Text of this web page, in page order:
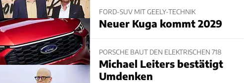
FORD-SUV MIT GEELY-TECHNIK
Neuer Kuga kommt 2029
PORSCHE BAUT DEN ELEKTRISCHEN 718
Michael Leiters bestätigt
Umdenken